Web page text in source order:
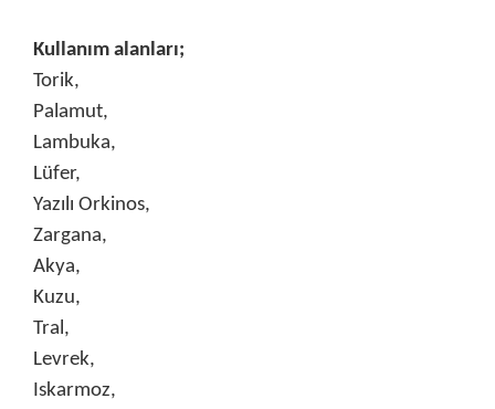
Kullanım alanları;
Torik,
Palamut,
Lambuka,
Lüfer,
Yazılı Orkinos,
Zargana,
Akya,
Kuzu,
Tral,
Levrek,
Iskarmoz,